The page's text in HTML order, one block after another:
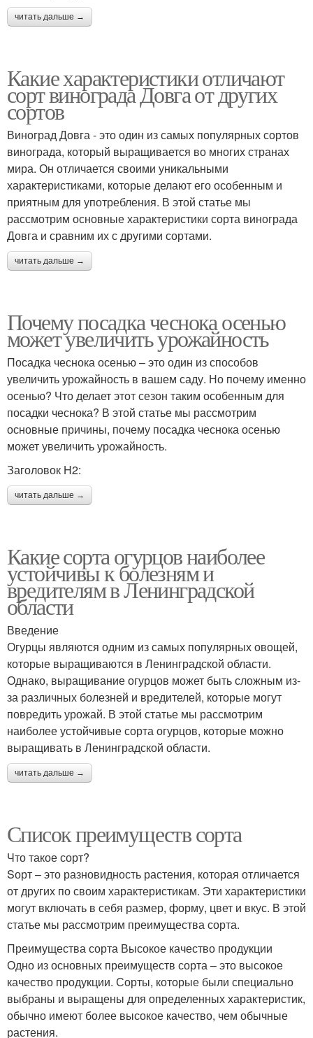
читать дальше →
Какие характеристики отличают
сорт винограда Довга от других
сортов
Виноград Довга - это один из самых популярных сортов
винограда, который выращивается во многих странах
мира. Он отличается своими уникальными
характеристиками, которые делают его особенным и
приятным для употребления. В этой статье мы
рассмотрим основные характеристики сорта винограда
Довга и сравним их с другими сортами.
читать дальше →
Почему посадка чеснока осенью
может увеличить урожайность
Посадка чеснока осенью – это один из способов
увеличить урожайность в вашем саду. Но почему именно
осенью? Что делает этот сезон таким особенным для
посадки чеснока? В этой статье мы рассмотрим
основные причины, почему посадка чеснока осенью
может увеличить урожайность.
Заголовок H2:
читать дальше →
Какие сорта огурцов наиболее
устойчивы к болезням и
вредителям в Ленинградской
области
Введение
Огурцы являются одним из самых популярных овощей,
которые выращиваются в Ленинградской области.
Однако, выращивание огурцов может быть сложным из-
за различных болезней и вредителей, которые могут
повредить урожай. В этой статье мы рассмотрим
наиболее устойчивые сорта огурцов, которые можно
выращивать в Ленинградской области.
читать дальше →
Список преимуществ сорта
Что такое сорт?
Sорт – это разновидность растения, которая отличается
от других по своим характеристикам. Эти характеристики
могут включать в себя размер, форму, цвет и вкус. В этой
статье мы рассмотрим преимущества сорта.
Преимущества сорта Высокое качество продукции
Одно из основных преимуществ сорта – это высокое
качество продукции. Сорты, которые были специально
выбраны и выращены для определенных характеристик,
обычно имеют более высокое качество, чем обычные
растения.